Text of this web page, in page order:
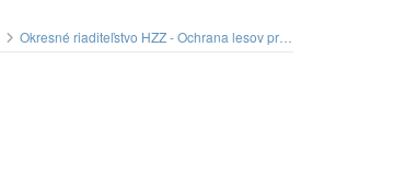
Okresné riaditeľstvo HZZ - Ochrana lesov pred požiarmi